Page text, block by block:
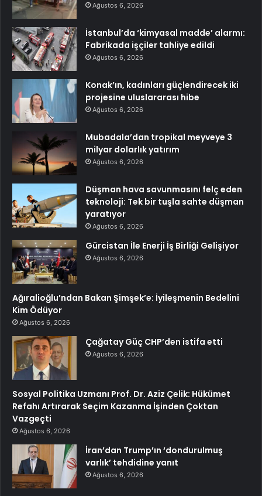
Ağustos 6, 2026
İstanbul’da ‘kimyasal madde’ alarmı:
Fabrikada işçiler tahliye edildi
Ağustos 6, 2026
Konak’ın, kadınları güçlendirecek iki
projesine uluslararası hibe
Ağustos 6, 2026
Mubadala’dan tropikal meyveye 3
milyar dolarlık yatırım
Ağustos 6, 2026
Düşman hava savunmasını felç eden
teknoloji: Tek bir tuşla sahte düşman
yaratıyor
Ağustos 6, 2026
Gürcistan İle Enerji İş Birliği Gelişiyor
Ağustos 6, 2026
Ağıralioğlu’ndan Bakan Şimşek’e: İyileşmenin Bedelini
Kim Ödüyor
Ağustos 6, 2026
Çağatay Güç CHP’den istifa etti
Ağustos 6, 2026
Sosyal Politika Uzmanı Prof. Dr. Aziz Çelik: Hükümet
Refahı Artırarak Seçim Kazanma İşinden Çoktan
Vazgeçti
Ağustos 6, 2026
İran’dan Trump’ın ‘dondurulmuş
varlık’ tehdidine yanıt
Ağustos 6, 2026